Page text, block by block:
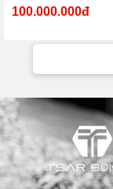
100.000.000đ